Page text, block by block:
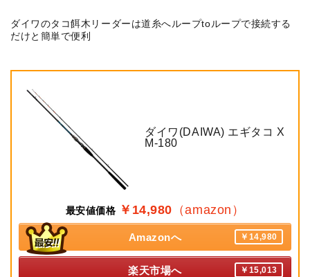
ダイワのタコ餌木リーダーは道糸へループtoループで接続する
だけと簡単で便利
ダイワ(DAIWA) エギタコ X
M-180
最安値価格 ￥14,980 （amazon）
Amazonへ ￥14,980
楽天市場へ ￥15,013